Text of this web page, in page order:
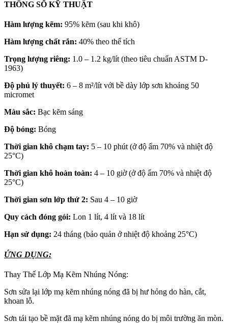
THÔNG SỐ KỸ THUẬT
Hàm lượng kẽm: 95% kẽm (sau khi khô)
Hàm lượng chất rắn: 40% theo thể tích
Trọng lượng riêng: 1.0 – 1.2 kg/lít (theo tiêu chuẩn ASTM D-
1963)
Độ phủ lý thuyết: 6 – 8 m²/lít với bề dày lớp sơn khoảng 50
micromet
Màu sắc: Bạc kẽm sáng
Độ bóng: Bóng
Thời gian khô chạm tay: 5 – 10 phút (ở độ ẩm 70% và nhiệt độ
25°C)
Thời gian khô hoàn toàn: 4 – 10 giờ (ở độ ẩm 70% và nhiệt độ
25°C)
Thời gian sơn lớp thứ 2: Sau 4 – 10 giờ
Quy cách đóng gói: Lon 1 lít, 4 lít và 18 lít
Hạn sử dụng: 24 tháng (bảo quản ở nhiệt độ khoảng 25°C)
ỨNG DỤNG:
Thay Thế Lớp Mạ Kẽm Nhúng Nóng:
Sơn sửa lại lớp mạ kẽm nhúng nóng đã bị hư hỏng do hàn, cắt,
khoan lỗ.
Sơn tái tạo bề mặt đã mạ kẽm nhúng nóng do bị môi trường ăn mòn.